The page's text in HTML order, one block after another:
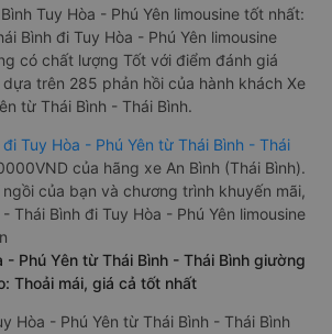
Tuy Hòa - Phú Yên limousine tốt nhất:
Bình đi Tuy Hòa - Phú Yên limousine
có chất lượng Tốt với điểm đánh giá
trên 285 phản hồi của hành khách Xe
từ Thái Bình - Thái Bình.
Tuy Hòa - Phú Yên từ Thái Bình - Thái
của hãng xe An Bình (Thái Bình).
của bạn và chương trình khuyến mãi,
Thái Bình đi Tuy Hòa - Phú Yên limousine
- Phú Yên từ Thái Bình - Thái Bình giường
Thoải mái, giá cả tốt nhất
Hòa - Phú Yên từ Thái Bình - Thái Bình